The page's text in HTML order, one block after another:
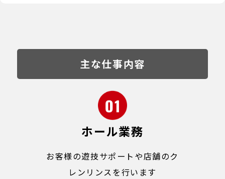
主な仕事内容
ホール業務
お客様の遊技サポートや店舗のク
レンリンスを行います